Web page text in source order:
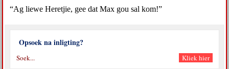
“Ag liewe Heretjie, gee dat Max gou sal kom!”
Opsoek na inligting?